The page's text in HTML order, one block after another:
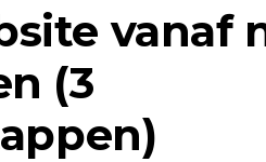
vanaf
(3